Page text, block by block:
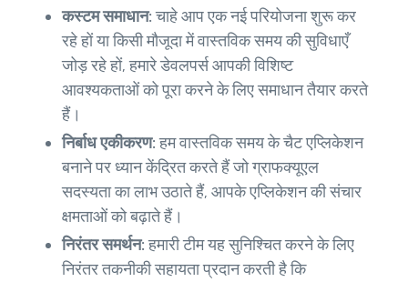
कस्टम समाधान:चाहे आप एक नई परियोजना शुरू कर
रहे हों या किसी मौजूदा में वास्तविक समय की सुविधाएँ
जोड़ रहे हों, हमारे डेवलपर्स आपकी विशिष्ट
आवश्यकताओं को पूरा करने के लिए समाधान तैयार करते
हैं।
निर्बाध एकीकरण:हम वास्तविक समय के चैट एप्लिकेशन
बनाने पर ध्यान केंद्रित करते हैं जो ग्राफक्यूएल
सदस्यता का लाभ उठाते हैं, आपके एप्लिकेशन की संचार
क्षमताओं को बढ़ाते हैं।
निरंतर समर्थन:हमारी टीम यह सुनिश्चित करने के लिए
निरंतर तकनीकी सहायता प्रदान करती है कि